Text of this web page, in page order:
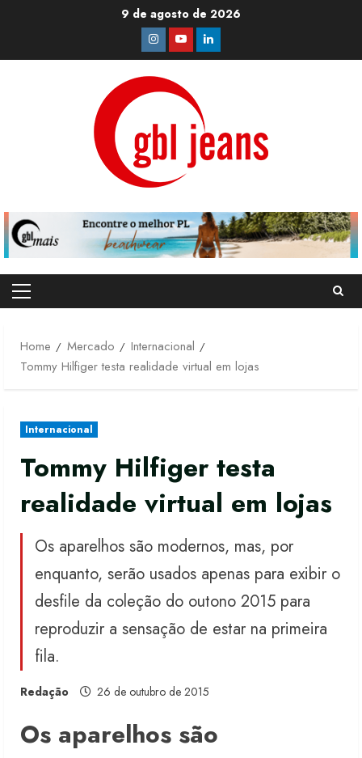
9 de agosto de 2026
Instagram
YoutubeLinkedin
Primary
Home
Mercado
Internacional
Tommy Hilfiger testa realidade virtual em lojas
Internacional
Tommy Hilfiger testa
realidade virtual em lojas
Os aparelhos são modernos, mas, por
enquanto, serão usados apenas para exibir o
desfile da coleção do outono 2015 para
reproduzir a sensação de estar na primeira
fila.
Redação 26 de outubro de 2015
Os aparelhos são